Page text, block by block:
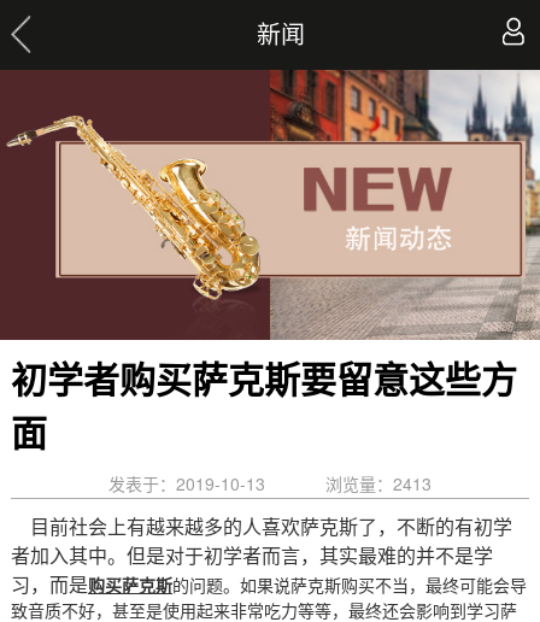
新闻
初学者购买萨克斯要留意这些方
面
发表于：2019-10-13 浏览量： 2413
目前社会上有越来越多的人喜欢萨克斯了，不断的有初学
者加入其中。但是对于初学者而言，其实最难的并不是学
习，而是购买萨克斯的问题。如果说萨克斯购买不当，最终可能会导
致音质不好，甚至是使用起来非常吃力等等，最终还会影响到学习萨